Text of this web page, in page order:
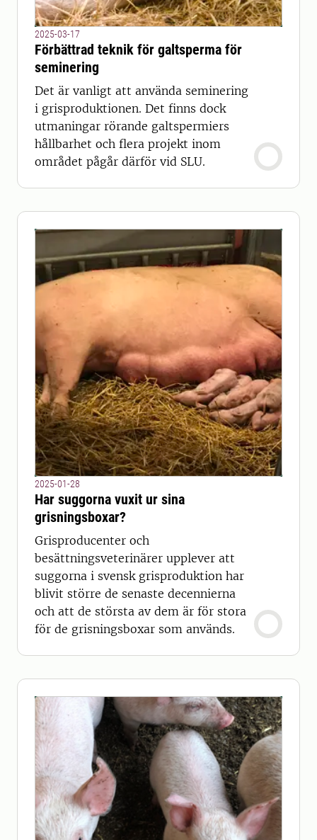
2025-03-17
Förbättrad teknik för galtsperma för
seminering
Det är vanligt att använda seminering
i grisproduktionen. Det finns dock
utmaningar rörande galtspermiers
hållbarhet och flera projekt inom
området pågår därför vid SLU.
2025-01-28
Har suggorna vuxit ur sina
grisningsboxar?
Grisproducenter och
besättningsveterinärer upplever att
suggorna i svensk grisproduktion har
blivit större de senaste decennierna
och att de största av dem är för stora
för de grisningsboxar som används.